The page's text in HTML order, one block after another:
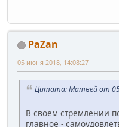
PaZan
05 июня 2018, 14:08:27
Цитата: Матвей от 05
В своем стремлении
главное -